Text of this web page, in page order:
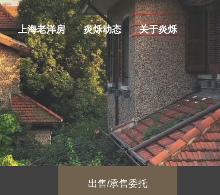
上海老洋房 炎烁动态 关于炎烁
出售/承售委托